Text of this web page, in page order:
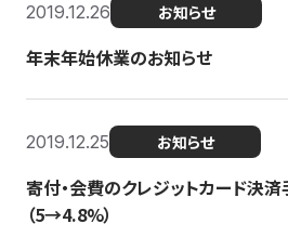
2019.12.26 お知らせ
年末年始休業のお知らせ
2019.12.25 お知らせ
寄付・会費のクレジットカード決
（5→4.8%）